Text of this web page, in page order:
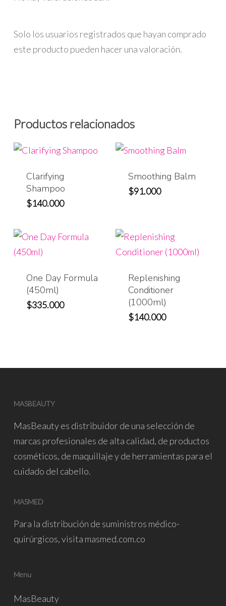
Solo los usuarios registrados que hayan comprado
este producto pueden hacer una valoración.
Productos relacionados
Clarifying
Shampoo
$140.000
Smoothing Balm
$91.000
One Day Formula
(450ml)
$335.000
Replenishing
Conditioner
(1000ml)
$140.000
MASBEAUTY
MasBeautyes distribuidor de una selección de
marcas profesionales de alta calidad, de productos
cosméticos, de maquillaje y de herramientas para el
cuidado del cabello.
MASMED
Para la distribución de suministros médico-
quirúrgicos, visita masmed.com.co
Menu
MasBeauty